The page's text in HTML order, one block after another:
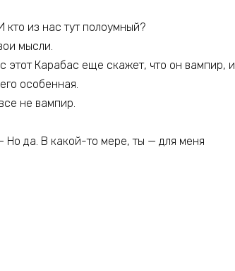
из нас тут полоумный?
мысли.
этот Карабас еще скажет, что он вампир, и
особенная.
не вампир.
да. В какой-то мере, ты — для меня